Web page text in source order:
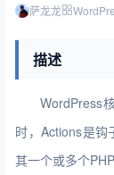
萨龙龙
描述
WordPress
时，Actions是钩
其一个或多个PHP